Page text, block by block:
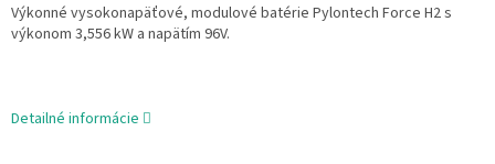
Výkonné vysokonapäťové, modulové batérie Pylontech Force H2 s
výkonom 3,556 kW a napätím 96V.
Detailné informácie